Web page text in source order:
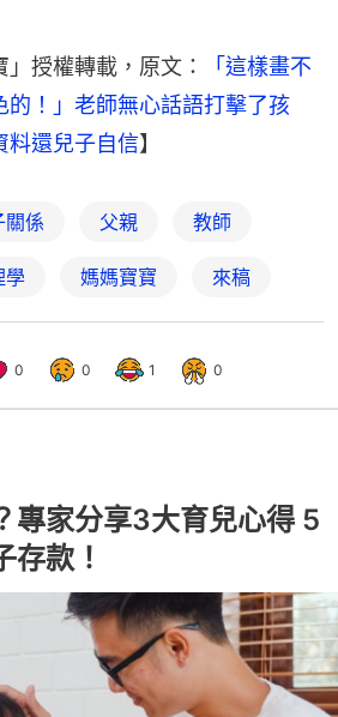
」授權轉載，原文：
「這樣畫不
的！」老師無心話語打擊了孩
料還兒子自信】
關係 父親 教師
學 媽媽寶寶 來稿
0 0 1 0
專家分享3大育兒心得 5
存款！